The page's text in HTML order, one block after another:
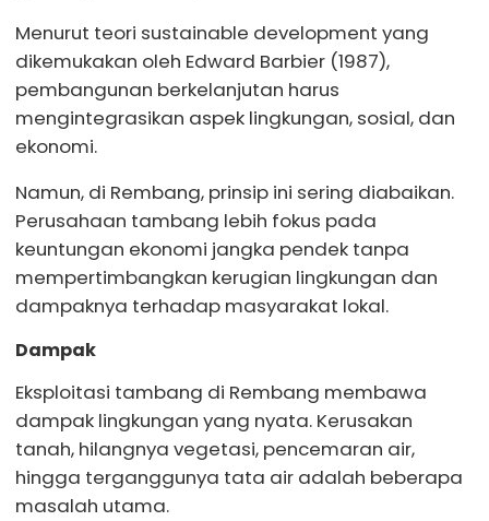
Menurut teori sustainable development yang
dikemukakan oleh Edward Barbier (1987),
pembangunan berkelanjutan harus
mengintegrasikan aspek lingkungan, sosial, dan
ekonomi.
Namun, di Rembang, prinsip ini sering diabaikan.
Perusahaan tambang lebih fokus pada
keuntungan ekonomi jangka pendek tanpa
mempertimbangkan kerugian lingkungan dan
dampaknya terhadap masyarakat lokal.
Dampak
Eksploitasi tambang di Rembang membawa
dampak lingkungan yang nyata. Kerusakan
tanah, hilangnya vegetasi, pencemaran air,
hingga terganggunya tata air adalah beberapa
masalah utama.